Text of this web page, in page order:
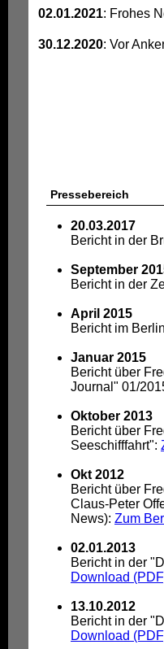
02.01.2021: Frohes
30.12.2020: Vor
Pressebereich
20.03.2017
Bericht in der
September
Bericht in der
April 2015
Bericht im
Januar 2015
Bericht über
Journal" 01/
Oktober 2013
Bericht über
Seeschifffahrt":
Okt 2012
Bericht über
Claus-Peter
News): Zum
02.01.2013
Bericht in der
Download
13.10.2012
Bericht in der
Download